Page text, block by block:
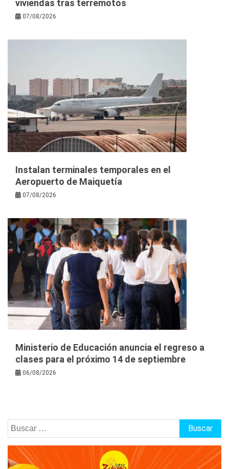
viviendas tras terremotos
07/08/2026
Instalan terminales temporales en el
Aeropuerto de Maiquetía
07/08/2026
Ministerio de Educación anuncia el regreso a
clases para el próximo 14 de septiembre
06/08/2026
Buscar: